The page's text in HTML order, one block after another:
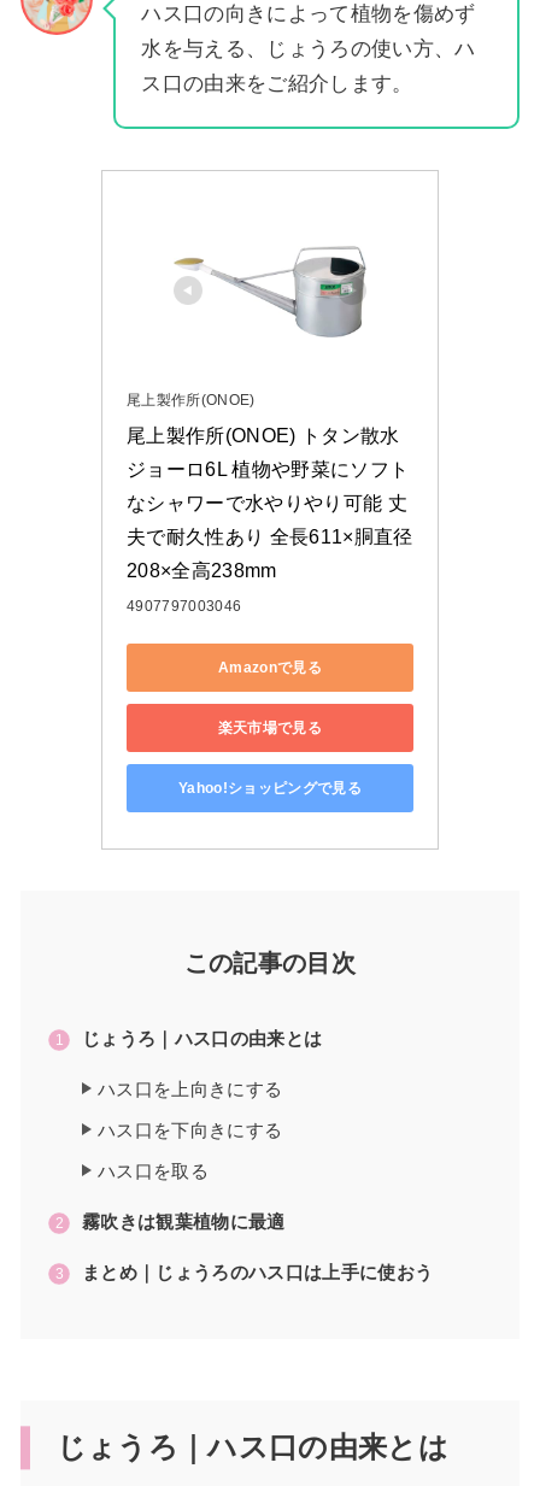
ハス口の向きによって植物を傷めず
水を与える、じょうろの使い方、ハ
ス口の由来をご紹介します。
尾上製作所(ONOE)
尾上製作所(ONOE) トタン散水
ジョーロ6L 植物や野菜にソフト
なシャワーで水やりやり可能 丈
夫で耐久性あり 全長611×胴直径
208×全高238mm
4907797003046
Amazonで見る
楽天市場で見る
Yahoo!ショッピングで見る
この記事の目次
じょうろ｜ハス口の由来とは
ハス口を上向きにする
ハス口を下向きにする
ハス口を取る
霧吹きは観葉植物に最適
まとめ｜じょうろのハス口は上手に使おう
じょうろ｜ハス口の由来とは